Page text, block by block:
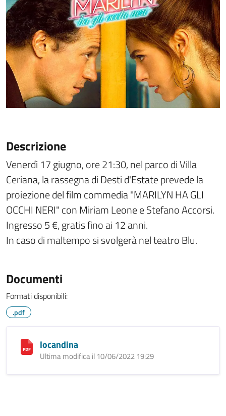
Descrizione
Venerdì 17 giugno, ore 21:30, nel parco di Villa
Ceriana, la rassegna di Desti d'Estate prevede la
proiezione del film commedia "MARILYN HA GLI
OCCHI NERI" con Miriam Leone e Stefano Accorsi.
Ingresso 5 €, gratis fino ai 12 anni.
In caso di maltempo si svolgerà nel teatro Blu.
Documenti
Formati disponibili:
.pdf
locandina
Ultima modifica il 10/06/2022 19:29